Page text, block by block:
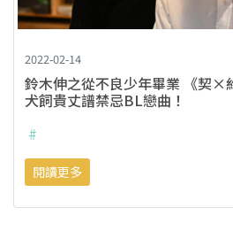
2022-02-14
鈴木伸之從不良少年畢業 《契
犬飼貴丈譜禁忌BL戀曲！
#
閱讀更多